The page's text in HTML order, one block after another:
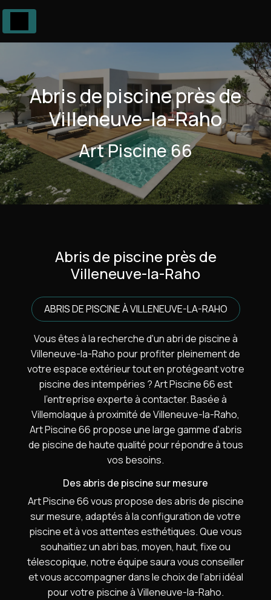
Abris de piscine près de
Villeneuve-la-Raho
Art Piscine 66
Abris de piscine près de
Villeneuve-la-Raho
ABRIS DE PISCINE À VILLENEUVE-LA-RAHO
Vous êtes à la recherche d'un abri de piscine à
Villeneuve-la-Raho pour profiter pleinement de
votre espace extérieur tout en protégeant votre
piscine des intempéries ? Art Piscine 66 est
l'entreprise experte à contacter. Basée à
Villemolaque à proximité de Villeneuve-la-Raho,
Art Piscine 66 propose une large gamme d'abris
de piscine de haute qualité pour répondre à tous
vos besoins.
Des abris de piscine sur mesure
Art Piscine 66 vous propose des abris de piscine
sur mesure, adaptés à la configuration de votre
piscine et à vos attentes esthétiques. Que vous
souhaitiez un abri bas, moyen, haut, fixe ou
télescopique, notre équipe saura vous conseiller
et vous accompagner dans le choix de l'abri idéal
pour votre piscine à Villeneuve-la-Raho.
Panneau de gestion des cookies